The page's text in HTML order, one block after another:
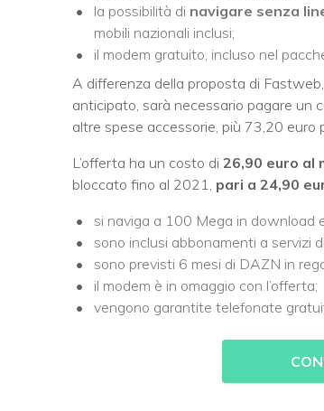
la possibilità di navigare senza
mobili nazionali inclusi;
il modem gratuito, incluso nel
A differenza della proposta di
anticipato, sarà necessario pagare un
altre spese accessorie, più 73,20 euro
L’offerta ha un costo di 26,90 euro al
bloccato fino al 2021, pari a 24,90
si naviga a 100 Mega in download
sono inclusi abbonamenti a servizi
sono previsti 6 mesi di DAZN in
il modem è in omaggio con l’offerta;
vengono garantite telefonate